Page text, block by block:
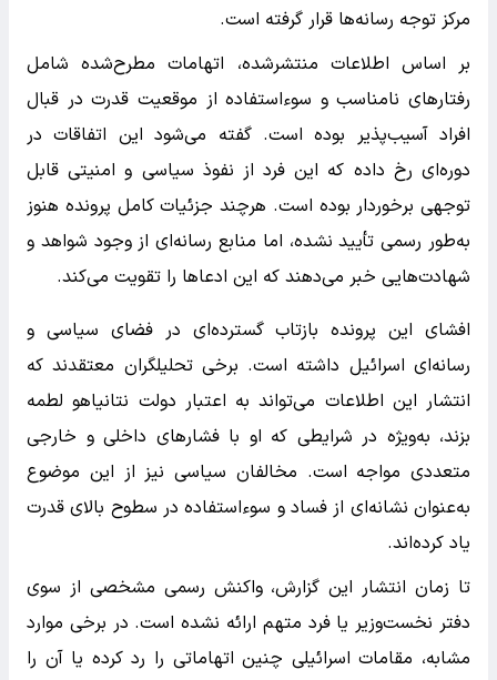
مرکز توجه رسانه‌ها قرار گرفته است.
بر اساس اطلاعات منتشرشده، اتهامات مطرح‌شده شامل
رفتارهای نامناسب و سوءاستفاده از موقعیت قدرت در قبال
افراد آسیب‌پذیر بوده است. گفته می‌شود این اتفاقات در
دوره‌ای رخ داده که این فرد از نفوذ سیاسی و امنیتی قابل
توجهی برخوردار بوده است. هرچند جزئیات کامل پرونده هنوز
به‌طور رسمی تأیید نشده، اما منابع رسانه‌ای از وجود شواهد و
شهادت‌هایی خبر می‌دهند که این ادعاها را تقویت می‌کند.
افشای این پرونده بازتاب گسترده‌ای در فضای سیاسی و
رسانه‌ای اسرائیل داشته است. برخی تحلیلگران معتقدند که
انتشار این اطلاعات می‌تواند به اعتبار دولت نتانیاهو لطمه
بزند، به‌ویژه در شرایطی که او با فشارهای داخلی و خارجی
متعددی مواجه است. مخالفان سیاسی نیز از این موضوع
به‌عنوان نشانه‌ای از فساد و سوءاستفاده در سطوح بالای قدرت
یاد کرده‌اند.
تا زمان انتشار این گزارش، واکنش رسمی مشخصی از سوی
دفتر نخست‌وزیر یا فرد متهم ارائه نشده است. در برخی موارد
مشابه، مقامات اسرائیلی چنین اتهاماتی را رد کرده یا آن را